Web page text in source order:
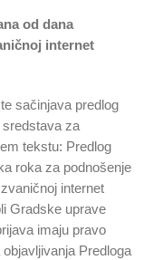
od dana
internet
sačinjava predlog
sredstava za
tekstu: Predlog
roka za podnošenje
internet
Gradske uprave
imaju pravo
Predloga